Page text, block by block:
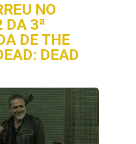
NO
DA 3ª
DE THE
DEAD